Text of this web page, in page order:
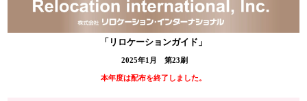
「リロケーションガイド」
2025年1月 第23刷
本年度は配布を終了しました。